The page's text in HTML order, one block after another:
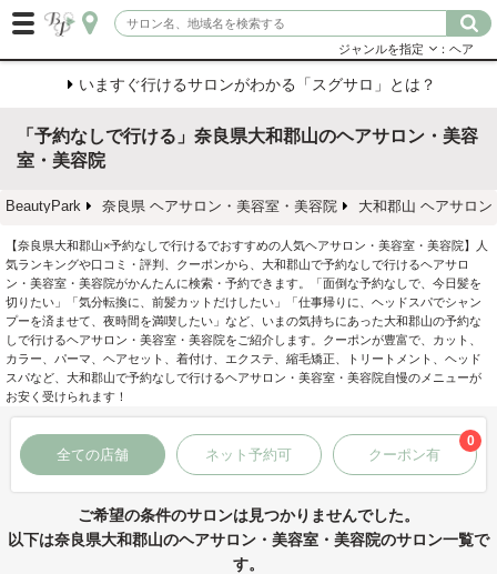
ジャンルを指定 ：ヘア
いますぐ行けるサロンがわかる「スグサロ」とは？
「予約なしで行ける」奈良県大和郡山のヘアサロン・美容
室・美容院
BeautyPark 奈良県 ヘアサロン・美容室・美容院 大和郡山 ヘアサロ
【奈良県大和郡山×予約なしで行けるでおすすめの人気ヘアサロン・美容室・美容院】人
気ランキングや口コミ・評判、クーポンから、大和郡山で予約なしで行けるヘアサロ
ン・美容室・美容院がかんたんに検索・予約できます。「面倒な予約なしで、今日髪を
切りたい」「気分転換に、前髪カットだけしたい」「仕事帰りに、ヘッドスパでシャン
プーを済ませて、夜時間を満喫したい」など、いまの気持ちにあった大和郡山の予約な
しで行けるヘアサロン・美容室・美容院をご紹介します。クーポンが豊富で、カット、
カラー、パーマ、ヘアセット、着付け、エクステ、縮毛矯正、トリートメント、ヘッド
スパなど、大和郡山で予約なしで行けるヘアサロン・美容室・美容院自慢のメニューが
お安く受けられます！
全ての店舗 ネット予約可 クーポン有
0
ご希望の条件のサロンは見つかりませんでした。
以下は奈良県大和郡山のヘアサロン・美容室・美容院のサロン一覧で
す。